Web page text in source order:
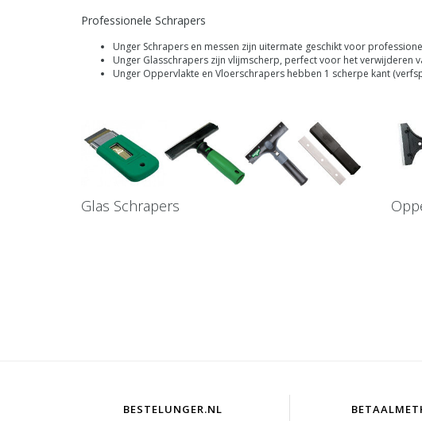
Professionele Schrapers
Unger Schrapers en messen zijn uitermate geschikt voor
Unger Glasschrapers zijn vlijmscherp, perfect voor het verwijderen
Unger Oppervlakte en Vloerschrapers hebben 1 scherpe kant
Glas Schrapers
BESTELUNGER.NL